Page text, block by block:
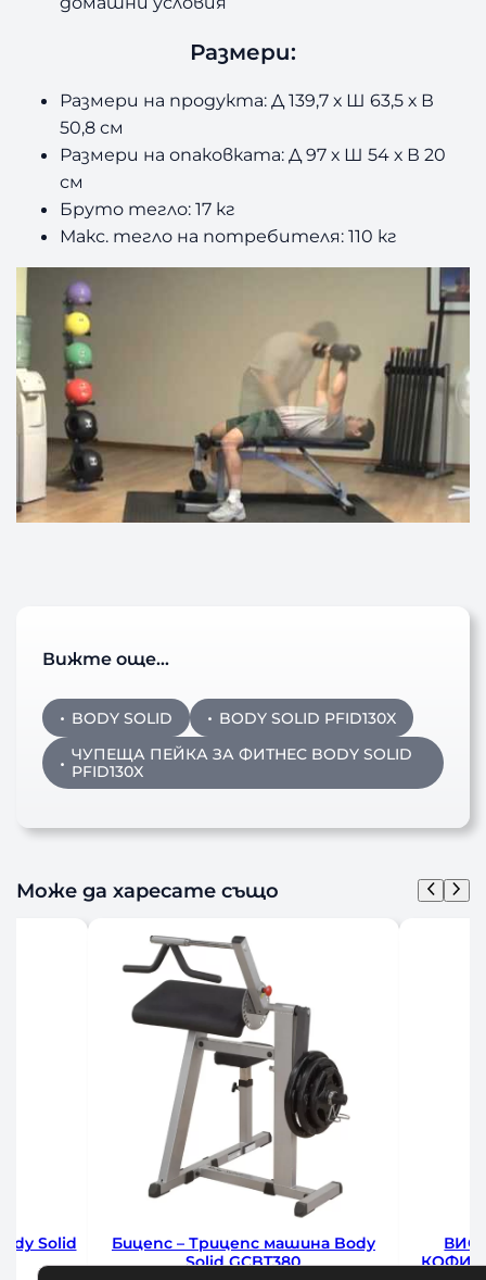
Размери:
Размери на продукта: Д 139,7 х Ш 63,5 х В
50,8 см
Размери на опаковката: Д 97 х Ш 54 х В 20
см
Бруто тегло: 17 кг
Макс. тегло на потребителя: 110 кг
Вижте още…
BODY SOLID
BODY SOLID PFID130X
ЧУПЕЩА ПЕЙКА ЗА ФИТНЕС BODY SOLID
PFID130X
Може да харесате също
Solid
Бицепс – Трицепс машина Body
Solid GCBT380